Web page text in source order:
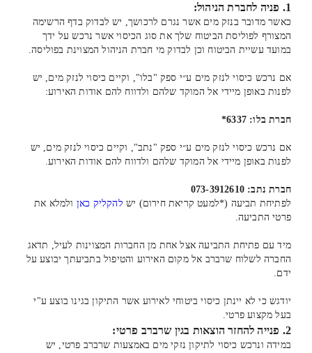
1. פניה לחברת הניהול:
כאשר מדובר בנזק מים אשר נגרם לרכושך, יש לבדוק בדף הרשימה
המצורף לפוליסת הביטוח שלך את סוג הכיסוי אשר נרכש על ידך
במועד עשיית הביטוח וכן לבדוק מי חברת הניהול המצוינת בפוליסה.
אם נרכש כיסוי לנזק מים ע״י ספק "בלו", וקיים כיסוי לנזק מים, יש
לפנות באופן מיידי אל המוקד שלהם ולדווח להם אודות האירוע:
חברת בלו: 6337*
אם נרכש כיסוי לנזק מים ע״י ספק "נתב", וקיים כיסוי לנזק מים, יש
לפנות באופן מיידי אל המוקד שלהם ולדווח להם אודות האירוע.
חברת נתב: 073-3912610
לפתיחת תביעה (*למעט קריאת חירום) יש להקליק כאן ולמלא את
פרטי התביעה.
מיד עם פתיחת התביעה אצל אחת מן החברות המצוינות לעיל, תדאג
החברה לשלוח שרברב אל מקום האירוע והטיפול בתביעתך יבוצע על
ידם.
יודגש כי לא יינתן כיסוי ביטוחי לאירוע אשר התיקון בגינו בוצע ע"י
בעל מקצוע פרטי.
2. פנייה להחזר הוצאות בגין שרברב פרטי:
במידה ונרכש כיסוי לתיקון נזקי מים באמצעות שרברב פרטי, יש